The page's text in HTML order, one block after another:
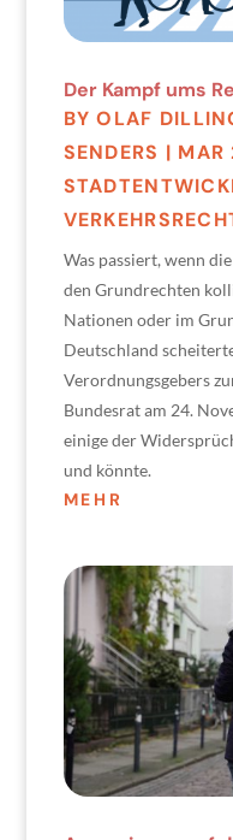
Der Kampf ums
BYOLAF
SENDERS | MAR
Was passiert, wenn
den Grundrechten
Nationen oder im
Deutschland
Verordnungsgebers
Bundesrat am 24.
einige der
und könnte.
MEHR